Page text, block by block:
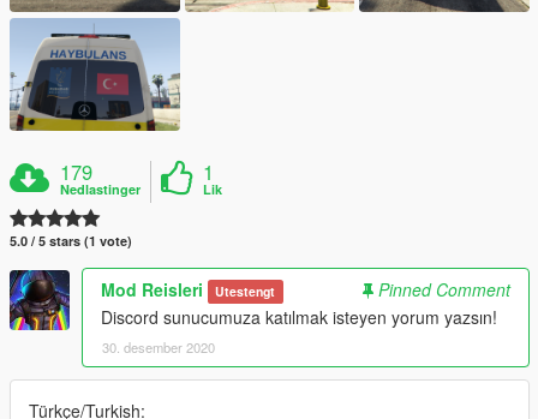
179
Nedlastinger
1
Lik
5.0 / 5 stars (1 vote)
Mod Reisleri Utestengt
Pinned Comment
Discord sunucumuza katılmak isteyen yorum yazsın!
30. desember 2020
Türkçe/Turkish: